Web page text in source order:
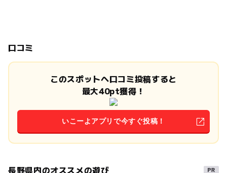
口コミ
このスポットへ口コミ投稿すると
最大40pt獲得！
いこーよアプリで今すぐ投稿！
長野県内のオススメの遊び